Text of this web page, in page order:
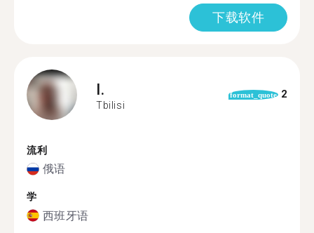
下载软件
I.
Tbilisi
format_quote 2
流利
俄语
学
西班牙语